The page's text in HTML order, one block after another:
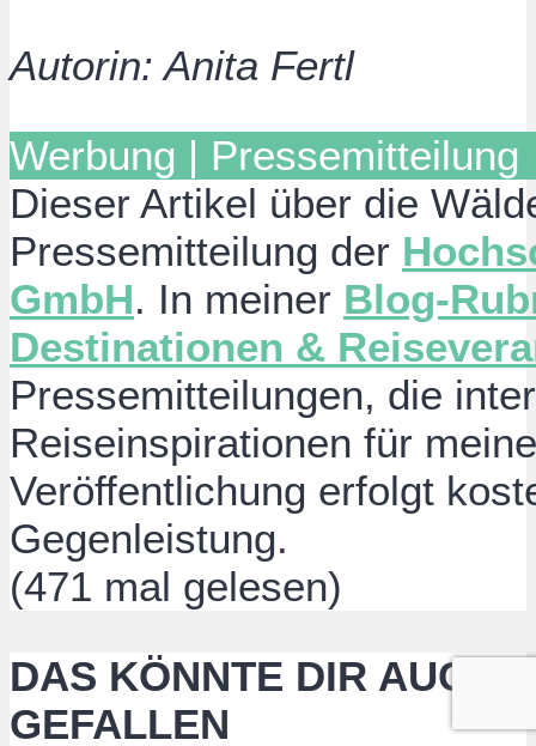
Autorin: Anita Fertl
Werbung | Pressemitteilung
Dieser Artikel über die
Pressemitteilung der
GmbH. In meiner Blog-
Destinationen &
Pressemitteilungen, die
Reiseinspirationen für
Veröffentlichung erfolgt
Gegenleistung.
(471 mal gelesen)
DAS KÖNNTE DIR AUCH
GEFALLEN